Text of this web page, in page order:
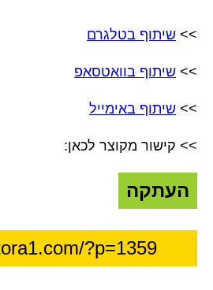
>> שיתוף בטלגרם
>> שיתוף בוואטסאפ
>> שיתוף באימייל
>> קישור מקוצר לכאן:
העתקה